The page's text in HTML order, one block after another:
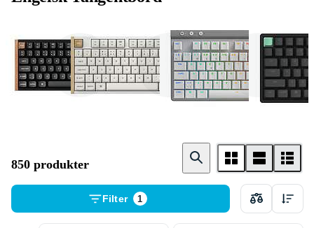
850 produkter
Filter 1